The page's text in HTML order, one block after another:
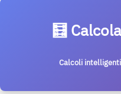
🧮
Calcoli